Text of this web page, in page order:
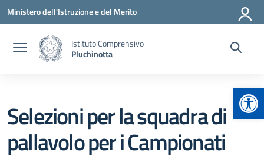
Vai ai contenuti
Vai al menu di navigazione
Vai al footer
Ministero dell'Istruzione e del Merito
Istituto Comprensivo
Pluchinotta
Selezioni per la squadra di
pallavolo per i Campionati